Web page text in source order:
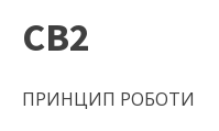
CB2
ПРИНЦИП РОБОТИ